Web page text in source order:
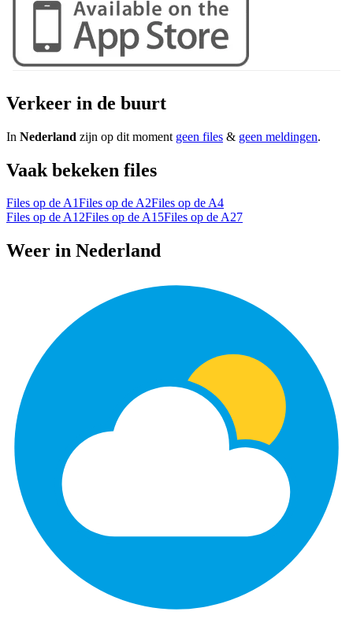
Verkeer in de buurt
In Nederland zijn op dit moment geen files & geen meldingen.
Vaak bekeken files
Files op de A1Files op de A2Files op de A4
Files op de A12Files op de A15Files op de A27
Weer in Nederland